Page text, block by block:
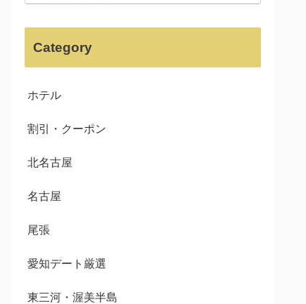
Category
ホテル
割引・クーポン
北名古屋
名古屋
尾張
愛知デート厳選
東三河・渥美半島